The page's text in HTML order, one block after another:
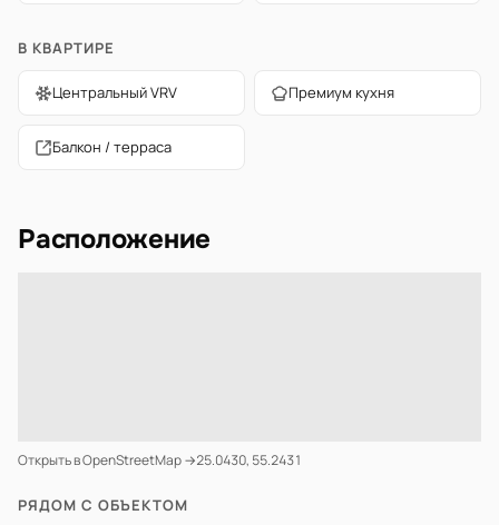
В КВАРТИРЕ
Центральный VRV Премиум кухня
Балкон / терраса
Расположение
Открыть в OpenStreetMap →25.0430, 55.2431
РЯДОМ С ОБЪЕКТОМ